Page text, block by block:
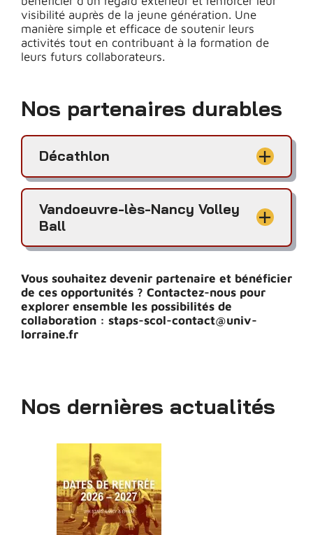
visibilité auprès de la jeune génération. Une
manière simple et efficace de soutenir leurs
activités tout en contribuant à la formation de
leurs futurs collaborateurs.
Nos partenaires durables
Décathlon
Vandoeuvre-lès-Nancy Volley
Ball
Vous souhaitez devenir partenaire et bénéficier
de ces opportunités ? Contactez-nous pour
explorer ensemble les possibilités de
collaboration : staps-scol-contact@univ-
lorraine.fr
Nos dernières actualités